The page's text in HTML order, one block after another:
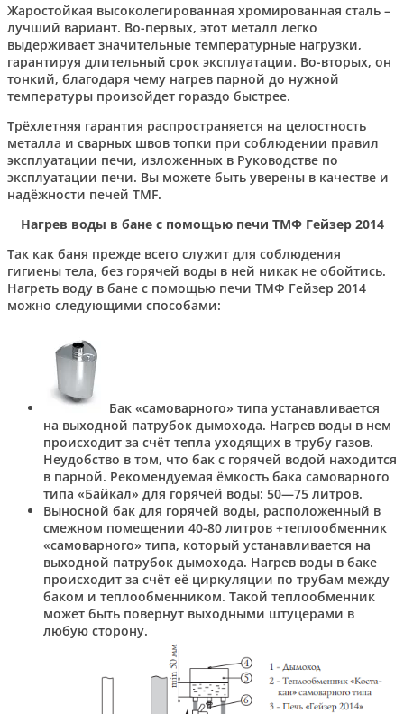
Жаростойкая высоколегированная хромированная сталь –
лучший вариант. Во-первых, этот металл легко
выдерживает значительные температурные нагрузки,
гарантируя длительный срок эксплуатации. Во-вторых, он
тонкий, благодаря чему нагрев парной до нужной
температуры произойдет гораздо быстрее.
Трёхлетняя гарантия распространяется на целостность
металла и сварных швов топки при соблюдении правил
эксплуатации печи, изложенных в Руководстве по
эксплуатации печи. Вы можете быть уверены в качестве и
надёжности печей TMF.
Нагрев воды в бане с помощью печи ТМФ Гейзер 2014
Так как баня прежде всего служит для соблюдения
гигиены тела, без горячей воды в ней никак не обойтись.
Нагреть воду в бане с помощью печи ТМФ Гейзер 2014
можно следующими способами:
Бак «самоварного» типа устанавливается
на выходной патрубок дымохода. Нагрев воды в нем
происходит за счёт тепла уходящих в трубу газов.
Неудобство в том, что бак с горячей водой находится
в парной. Рекомендуемая ёмкость бака самоварного
типа «Байкал» для горячей воды: 50—75 литров.
Выносной бак для горячей воды, расположенный в
смежном помещении 40-80 литров +теплообменник
«самоварного» типа, который устанавливается на
выходной патрубок дымохода. Нагрев воды в баке
происходит за счёт её циркуляции по трубам между
баком и теплообменником. Такой теплообменник
может быть повернут выходными штуцерами в
любую сторону.